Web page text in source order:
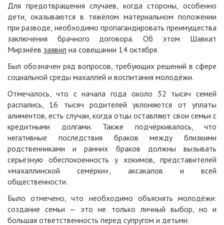
Для предотвращения случаев, когда стороны, особенно
дети, оказываются в тяжёлом материальном положении
при разводе, необходимо пропагандировать преимущества
заключения брачного договора. Об этом Шавкат
Мирзиёев заявил на совещании 14 октября.
Был обозначен ряд вопросов, требующих решений в сфере
социальной среды махаллей и воспитания молодёжи.
Отмечалось, что с начала года около 32 тысяч семей
распались, 16 тысяч родителей уклоняются от уплаты
алиментов, есть случаи, когда отцы оставляют свои семьи с
кредитными долгами. Также подчёркивалось, что
негативные последствия браков между близкими
родственниками и ранних браков должны вызывать
серьёзную обеспокоенность у хокимов, представителей
«махаллинской семёрки», аксакалов и всей
общественности.
Было отмечено, что необходимо объяснять молодёжи:
создание семьи — это не только личный выбор, но и
большая ответственность перед супругом и детьми.